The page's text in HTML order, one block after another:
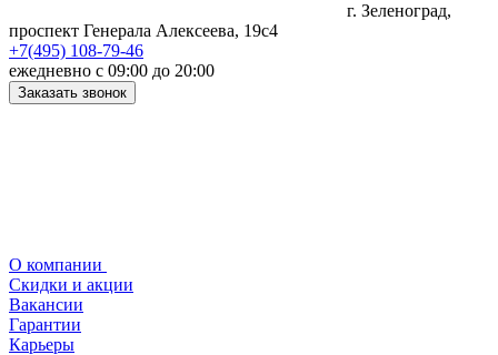
г. Зеленоград,
проспект Генерала Алексеева, 19с4
+7(495) 108-79-46
ежедневно с 09:00 до 20:00
Заказать звонок
О компании
Скидки и акции
Вакансии
Гарантии
Карьеры